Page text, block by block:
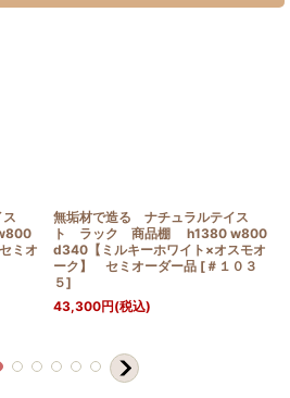
ミオ
無垢材で造る ナチュラルテイス
ト ラック 商品棚 h1380 w800
d340【ミルキーホワイト×オスモオ
ーク】 セミオーダー品 [ ＃１０３
５]
43,300円(税込)